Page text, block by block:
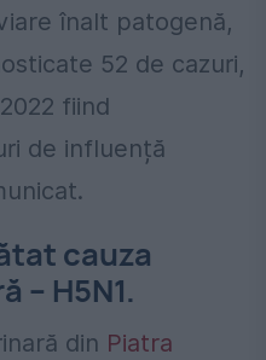
înalt patogenă,
52 de cazuri,
fiind
de influență
cauza
– H5N1.
din Piatra